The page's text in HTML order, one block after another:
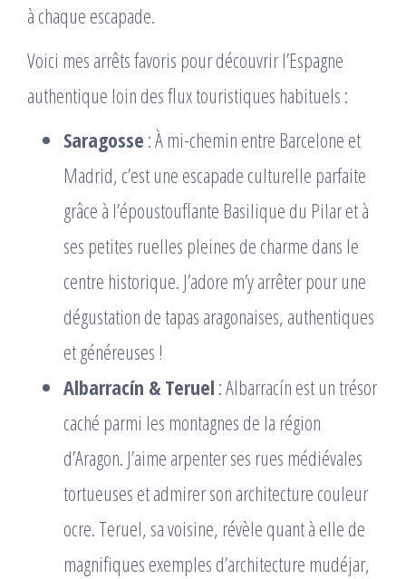
à chaque escapade.
Voici mes arrêts favoris pour découvrir l’Espagne
authentique loin des flux touristiques habituels :
Saragosse : À mi-chemin entre Barcelone et
Madrid, c’est une escapade culturelle parfaite
grâce à l’époustouflante Basilique du Pilar et à
ses petites ruelles pleines de charme dans le
centre historique. J’adore m’y arrêter pour une
dégustation de tapas aragonaises, authentiques
et généreuses !
Albarracín & Teruel : Albarracín est un trésor
caché parmi les montagnes de la région
d’Aragon. J’aime arpenter ses rues médiévales
tortueuses et admirer son architecture couleur
ocre. Teruel, sa voisine, révèle quant à elle de
magnifiques exemples d’architecture mudéjar,